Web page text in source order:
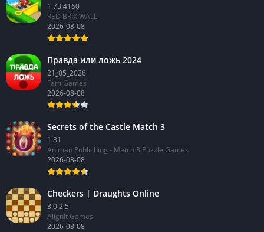
1.73.4160
RED BRIX WALL
2026-08-08
Правда или ложь 2024
21_05_2026
Fam Games
2026-08-08
Secrets of the Castle Match 3
1.81
Animan Publishing - Match 3 Puzzle Games
2026-08-08
Checkers | Draughts Online
3.0.2.5
AlignIt Games
2026-08-08